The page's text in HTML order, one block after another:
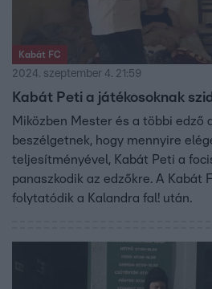
Kabát FC
2024. szeptember 4. 21:59
Kabát Peti a játékosoknak
Miközben Mester és a többi edző
beszélgetnek, hogy mennyire
teljesítményével, Kabát Peti a
panaszkodik az edzőkre. A Kabát
folytatódik a Kalandra fal! után.